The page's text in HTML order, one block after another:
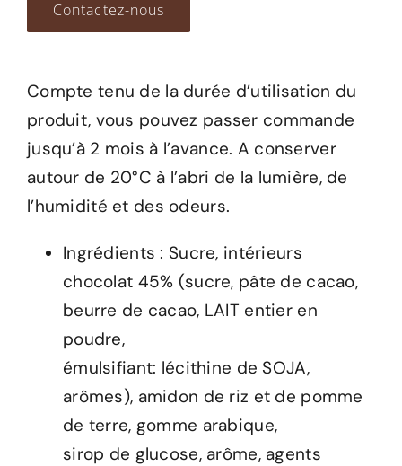
Contactez-nous
Compte tenu de la durée d’utilisation du
produit, vous pouvez passer commande
jusqu’à 2 mois à l’avance. A conserver
autour de 20°C à l’abri de la lumière, de
l’humidité et des odeurs.
Ingrédients : Sucre, intérieurs
chocolat 45% (sucre, pâte de cacao,
beurre de cacao, LAIT entier en
poudre,
émulsifiant: lécithine de SOJA,
arômes), amidon de riz et de pomme
de terre, gomme arabique,
sirop de glucose, arôme, agents